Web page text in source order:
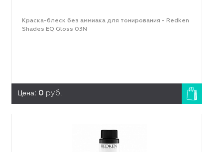
Краска-блеск без аммиака для тонирования - Redken
Shades EQ Gloss 03N
Цена: 0 руб.